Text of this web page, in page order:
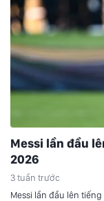
Messi lần đầu
2026
3 tuần trước
Messi lần đầu lên